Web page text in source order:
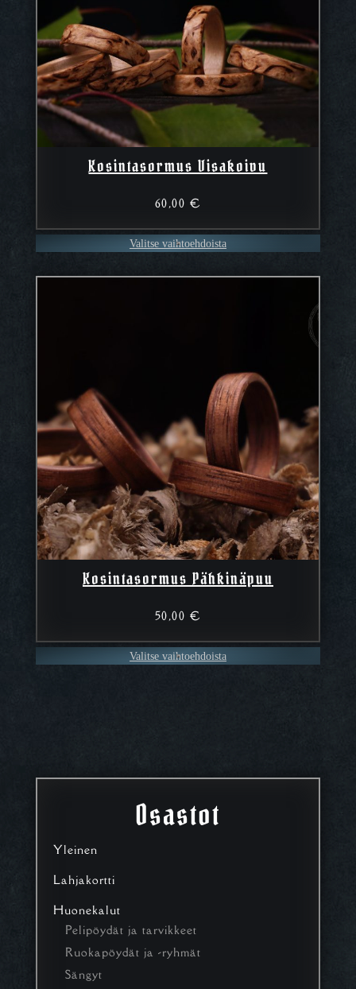
Osastot
Yleinen
Lahjakortti
Huonekalut
Pelipöydät ja tarvikkeet
Ruokapöydät ja -ryhmät
Sängyt
Kosintasormus Visakoivu
60,00 €
Valitse vaihtoehdoista
Kosintasormus Pähkinäpuu
50,00 €
Valitse vaihtoehdoista